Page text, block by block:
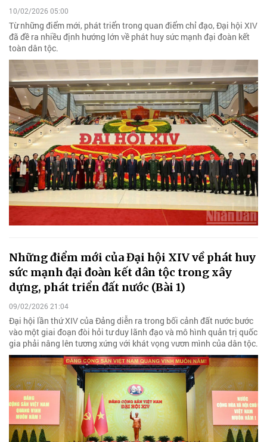
10/02/2026 05:00
Từ những điểm mới, phát triển trong quan điểm chỉ đạo, Đại hội XIV
đã đề ra nhiều định hướng lớn về phát huy sức mạnh đại đoàn kết
toàn dân tộc.
Những điểm mới của Đại hội XIV về phát huy
sức mạnh đại đoàn kết dân tộc trong xây
dựng, phát triển đất nước (Bài 1)
09/02/2026 21:04
Đại hội lần thứ XIV của Đảng diễn ra trong bối cảnh đất nước bước
vào một giai đoạn đòi hỏi tư duy lãnh đạo và mô hình quản trị quốc
gia phải nâng lên tương xứng với khát vọng vươn mình của dân tộc.